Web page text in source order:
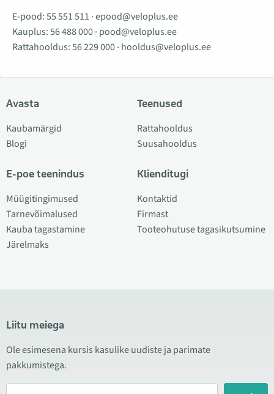
E-pood:55 551 511 ·epood@veloplus.ee
Kauplus:56 488 000· pood@veloplus.ee
Rattahooldus:56 229 000· hooldus@veloplus.ee
Avasta
Kaubamärgid
Blogi
E-poe teenindus
Müügitingimused
Tarnevõimalused
Kauba tagastamine
Järelmaks
Teenused
Rattahooldus
Suusahooldus
Klienditugi
Kontaktid
Firmast
Tooteohutuse tagasikutsumine
Liitu meiega
Ole esimesena kursis kasulike uudiste ja parimate
pakkumistega.